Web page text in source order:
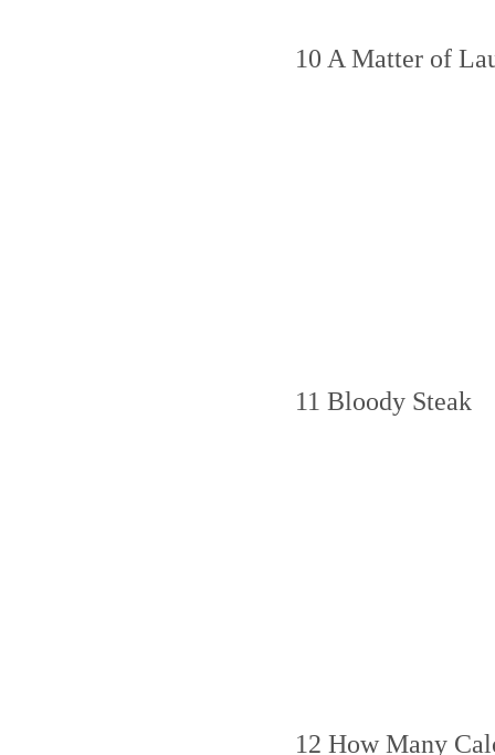
10 A Matter of
11 Bloody Steak
12 How Many